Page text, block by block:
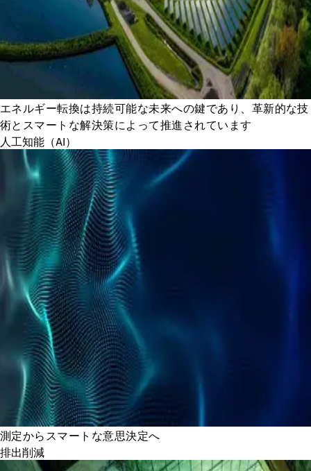
エネルギー転換は持続可能な未来への鍵であり、革新的な技
術とスマートな解決策によって推進されています
人工知能（AI）
測定からスマートな意思決定へ
排出削減